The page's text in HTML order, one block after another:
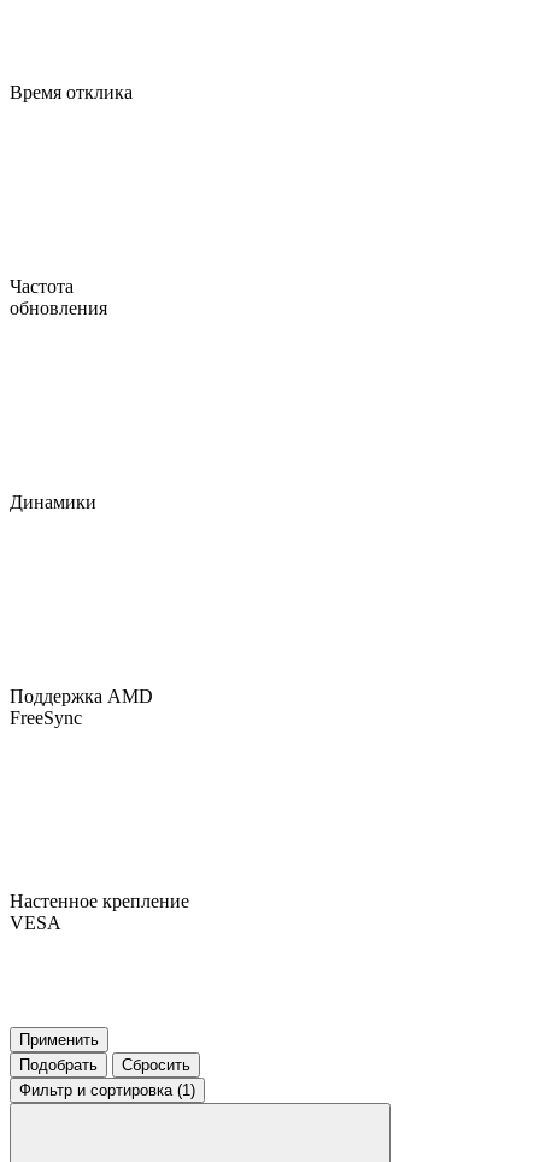
Время отклика
Частота
обновления
Динамики
Поддержка AMD
FreeSync
Настенное крепление
VESA
Применить
Подобрать
Сбросить
Фильтр и сортировка (1)